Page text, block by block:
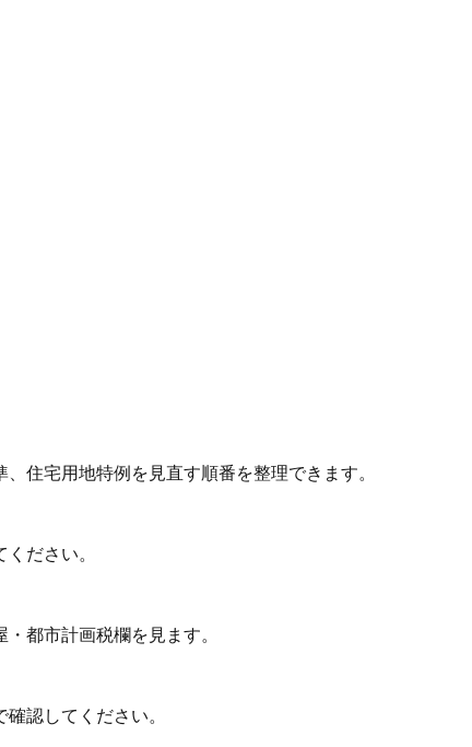
住宅用地特例を見直す順番を整理できます。
ださい。
都市計画税欄を見ます。
認してください。